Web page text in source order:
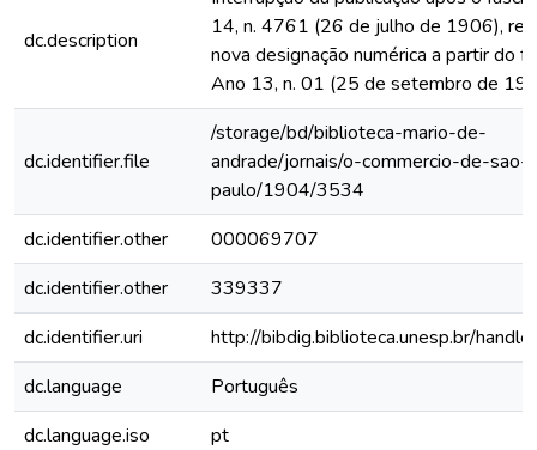
dc.description
14, n. 4761 (26 de julho de 1906),
nova designação numérica a partir do
Ano 13, n. 01 (25 de setembro de
dc.identifier.file
/storage/bd/biblioteca-mario-de-
andrade/jornais/o-commercio-de-sao-
paulo/1904/3534
dc.identifier.other
000069707
dc.identifier.other
339337
dc.identifier.uri
http://bibdig.biblioteca.unesp.br/
dc.language
Português
dc.language.iso
pt